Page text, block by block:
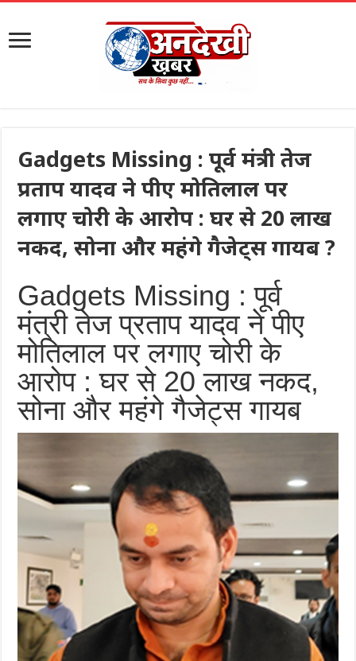
Gadgets Missing : पूर्व मंत्री तेज
प्रताप यादव ने पीए मोतिलाल पर
लगाए चोरी के आरोप : घर से 20 लाख
नकद, सोना और महंगे गैजेट्स गायब ?
Gadgets Missing : पूर्व
मंत्री तेज प्रताप यादव ने पीए
मोतिलाल पर लगाए चोरी के
आरोप : घर से 20 लाख नकद,
सोना और महंगे गैजेट्स गायब